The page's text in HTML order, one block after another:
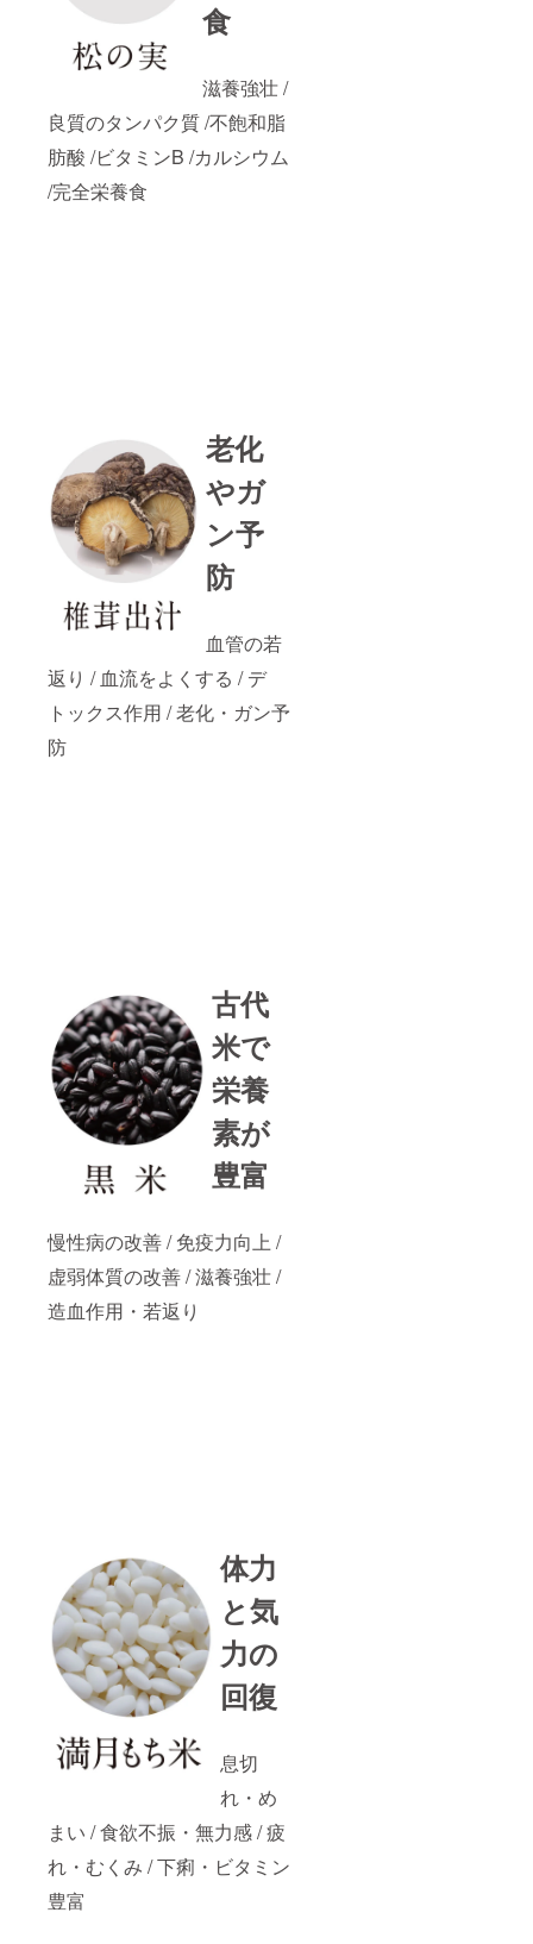
食
滋養強壮 /
良質のタンパク質 /不飽和脂
肪酸 /ビタミンB /カルシウム
/完全栄養食
老化
やガ
ン予
防
血管の若
返り / 血流をよくする / デ
トックス作用 / 老化・ガン予
防
古代
米で
栄養
素が
豊富
慢性病の改善 / 免疫力向上 /
虚弱体質の改善 / 滋養強壮 /
造血作用・若返り
体力
と気
力の
回復
息切
れ・め
まい / 食欲不振・無力感 / 疲
れ・むくみ / 下痢・ビタミン
豊富